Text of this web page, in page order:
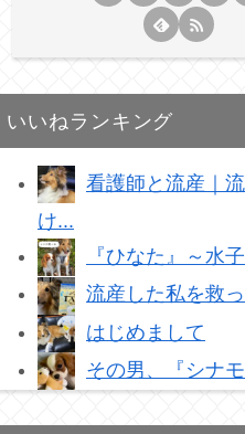
いいねランキング
看護師と流産｜
け...
『ひなた』～水
流産した私を救っ
はじめまして
その男、『シナモ